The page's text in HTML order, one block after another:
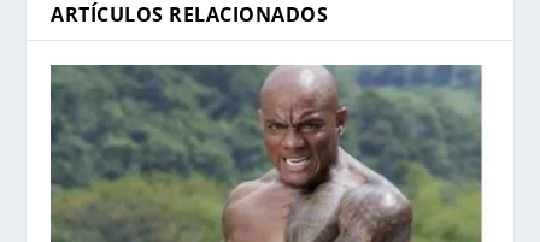
ARTÍCULOS RELACIONADOS